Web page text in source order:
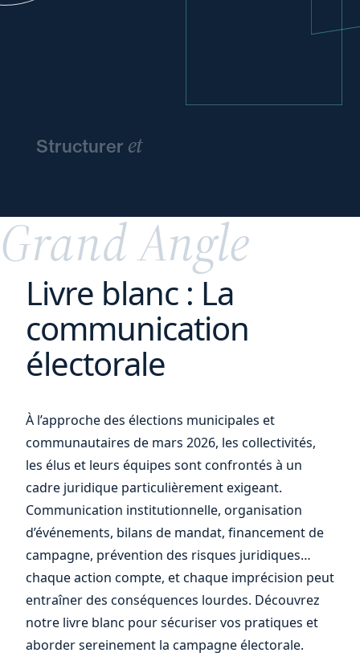
Structurer et
vos
Grand Angle
Livre blanc : La
communication
électorale
À l’approche des élections municipales et
communautaires de mars 2026, les collectivités,
les élus et leurs équipes sont confrontés à un
cadre juridique particulièrement exigeant.
Communication institutionnelle, organisation
d’événements, bilans de mandat, financement de
campagne, prévention des risques juridiques…
chaque action compte, et chaque imprécision peut
entraîner des conséquences lourdes. Découvrez
notre livre blanc pour sécuriser vos pratiques et
aborder sereinement la campagne électorale.